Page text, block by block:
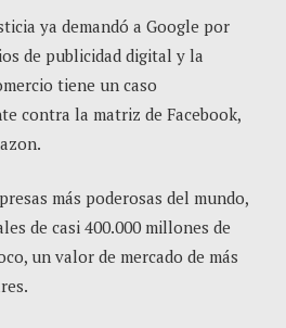
ya demandó a Google por
de publicidad digital y la
tiene un caso
contra la matriz de Facebook,
más poderosas del mundo,
de casi 400.000 millones de
un valor de mercado de más